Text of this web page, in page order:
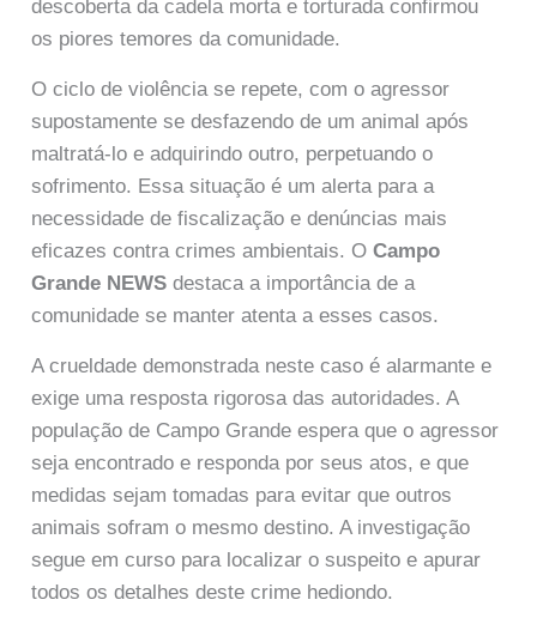
descoberta da cadela morta e torturada confirmou
os piores temores da comunidade.
O ciclo de violência se repete, com o agressor
supostamente se desfazendo de um animal após
maltratá-lo e adquirindo outro, perpetuando o
sofrimento. Essa situação é um alerta para a
necessidade de fiscalização e denúncias mais
eficazes contra crimes ambientais. OCampo
Grande NEWS destaca a importância de a
comunidade se manter atenta a esses casos.
A crueldade demonstrada neste caso é alarmante e
exige uma resposta rigorosa das autoridades. A
população de Campo Grande espera que o agressor
seja encontrado e responda por seus atos, e que
medidas sejam tomadas para evitar que outros
animais sofram o mesmo destino. A investigação
segue em curso para localizar o suspeito e apurar
todos os detalhes deste crime hediondo.